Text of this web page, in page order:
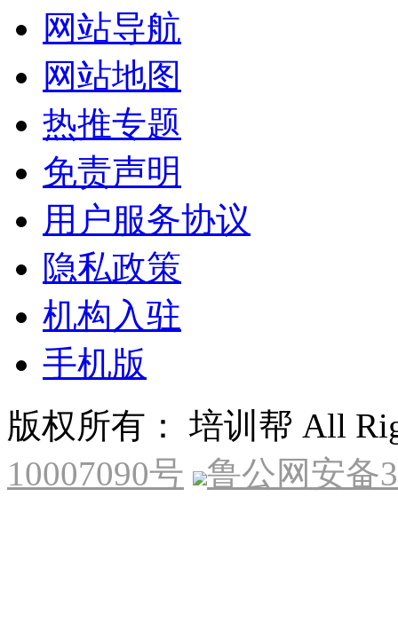
网站导航
网站地图
热推专题
免责声明
用户服务协议
隐私政策
机构入驻
手机版
版权所有： 培训帮 All
10007090号
鲁公网安备